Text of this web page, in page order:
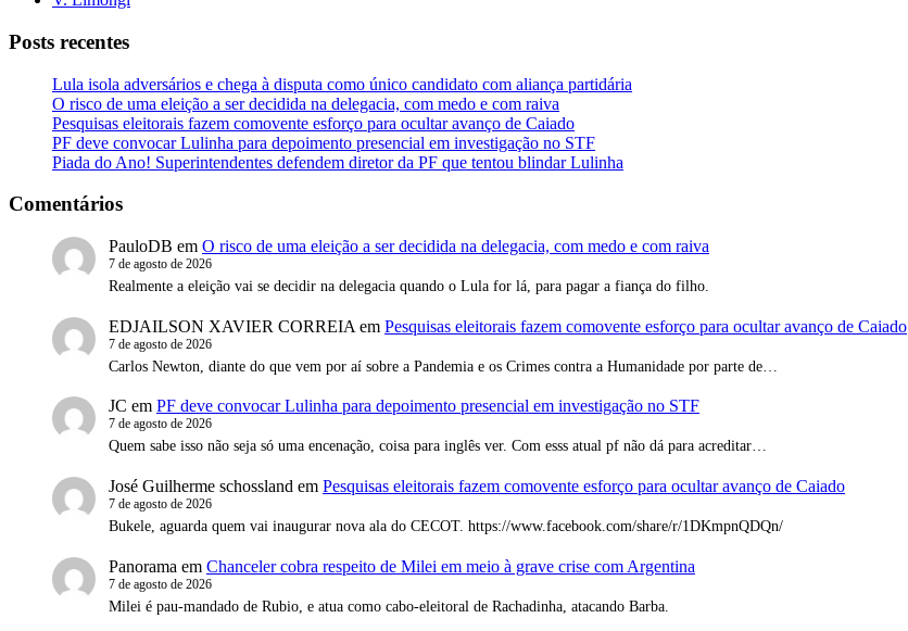
Posts recentes
Lula isola adversários e chega à disputa como único candidato com aliança partidária
O risco de uma eleição a ser decidida na delegacia, com medo e com raiva
Pesquisas eleitorais fazem comovente esforço para ocultar avanço de Caiado
PF deve convocar Lulinha para depoimento presencial em investigação no STF
Piada do Ano! Superintendentes defendem diretor da PF que tentou blindar Lulinha
Comentários
PauloDB em O risco de uma eleição a ser decidida na delegacia, com medo e com raiva
7 de agosto de 2026
Realmente a eleição vai se decidir na delegacia quando o Lula for lá, para pagar a fiança do filho.
EDJAILSON XAVIER CORREIA em Pesquisas eleitorais fazem comovente esforço para ocultar avanço de Caiado
7 de agosto de 2026
Carlos Newton, diante do que vem por aí sobre a Pandemia e os Crimes contra a Humanidade por parte de…
JC em PF deve convocar Lulinha para depoimento presencial em investigação no STF
7 de agosto de 2026
Quem sabe isso não seja só uma encenação, coisa para inglês ver. Com esss atual pf não dá para acreditar…
José Guilherme schossland em Pesquisas eleitorais fazem comovente esforço para ocultar avanço de Caiado
7 de agosto de 2026
Bukele, aguarda quem vai inaugurar nova ala do CECOT. https://www.facebook.com/share/r/1DKmpnQDQn/
Panorama em Chanceler cobra respeito de Milei em meio à grave crise com Argentina
7 de agosto de 2026
Milei é pau-mandado de Rubio, e atua como cabo-eleitoral de Rachadinha, atacando Barba.